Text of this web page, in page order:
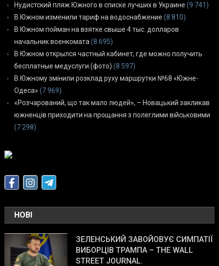
Нудистский пляж Южного в списке лучших в Украине (9 741)
В Южном изменили тариф на водоснабжение (8 810)
В Южном пойман на взятке свыше 4 тыс. долларов
начальник военкомата (8 695)
В Южном открылся частный кабинет, где можно получить
бесплатные медуслуги (фото) (8 597)
В Южному змінили розклад руху маршрутки №68 «Южне-
Одеса» (7 969)
«Розчарований, що так мало людей», – Новацький закликав
южненців приходити на прощання з полеглими військовими
(7 298)
НОВІ
ЗЕЛЕНСЬКИЙ ЗАВОЙОВУЄ СИМПАТІЇ
ВИБОРЦІВ ТРАМПА – THE WALL
STREET JOURNAL.